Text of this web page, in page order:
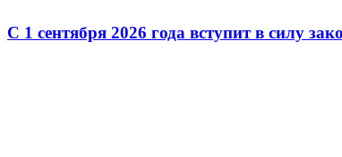
С 1 сентября 2026 года вступит в силу